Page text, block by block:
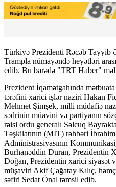
Türkiyə Prezidenti Rəcəb Tayyib
Trampla nümayəndə heyətləri
edib. Bu barədə "TRT Haber"
Prezident İqamətgahında
tərəfini xarici işlər naziri Hakan
Mehmet Şimşek, milli müdafiə
sədrinin müavini və partiyanın
rəisi ordu generalı Səlcuq
Təşkilatının (MİT) rəhbəri
Administrasiyasının
Burhanəddin Duran, Prezidentin
Doğan, Prezidentin xarici siyasət
müşaviri Akif Çağatay Kılıç,
səfiri Sedat Önal təmsil edib.